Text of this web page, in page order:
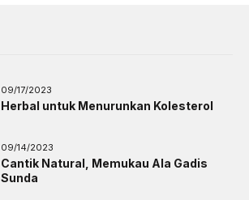
09/17/2023
Herbal untuk Menurunkan Kolesterol
09/14/2023
Cantik Natural, Memukau Ala Gadis
Sunda